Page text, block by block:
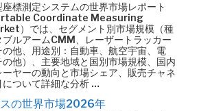
標測定システムの世界市場レポート
Coordinate Measuring
）では、セグメント別市場規模（種
ルアームCMM、レーザートラッカー
の他、用途別：自動車、航空宇宙、電
の他）、主要地域と国別市場規模、国内
ヤーの動向と市場シェア、販売チャネ
について詳細な分析 …
の世界市場2026年